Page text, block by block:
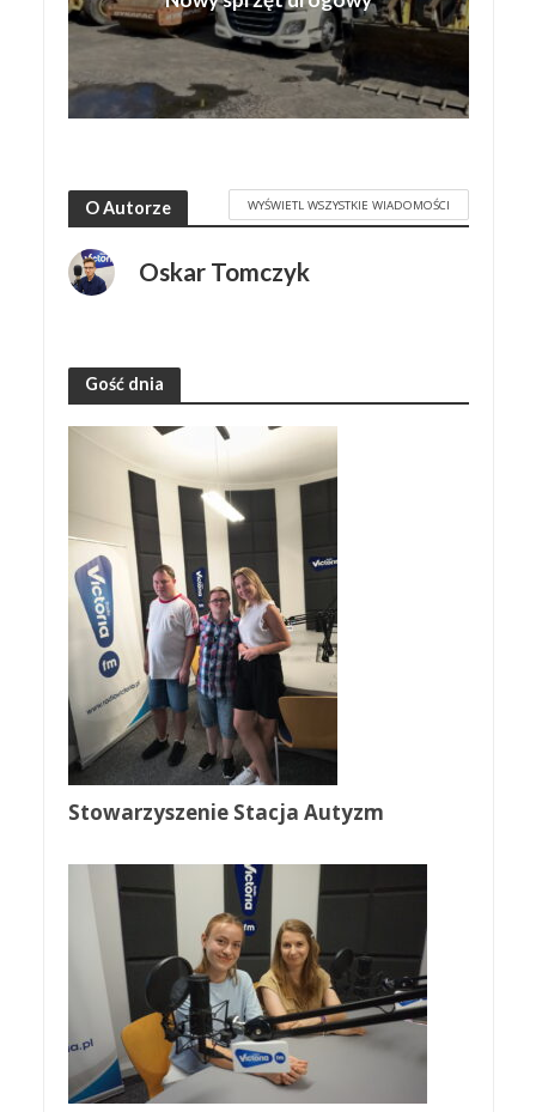
O Autorze WYŚWIETL WSZYSTKIE WIADOMOŚCI
Oskar Tomczyk
Gość dnia
Stowarzyszenie Stacja Autyzm